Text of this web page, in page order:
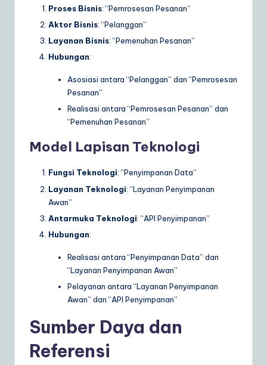
Proses Bisnis: “Pemrosesan Pesanan”
Aktor Bisnis: “Pelanggan”
Layanan Bisnis: “Pemenuhan Pesanan”
Hubungan:
Asosiasi antara “Pelanggan” dan “Pemrosesan
Pesanan”
Realisasi antara “Pemrosesan Pesanan” dan
“Pemenuhan Pesanan”
Model Lapisan Teknologi
Fungsi Teknologi: “Penyimpanan Data”
Layanan Teknologi: “Layanan Penyimpanan
Awan”
Antarmuka Teknologi: “API Penyimpanan”
Hubungan:
Realisasi antara “Penyimpanan Data” dan
“Layanan Penyimpanan Awan”
Pelayanan antara “Layanan Penyimpanan
Awan” dan “API Penyimpanan”
Sumber Daya dan
Referensi